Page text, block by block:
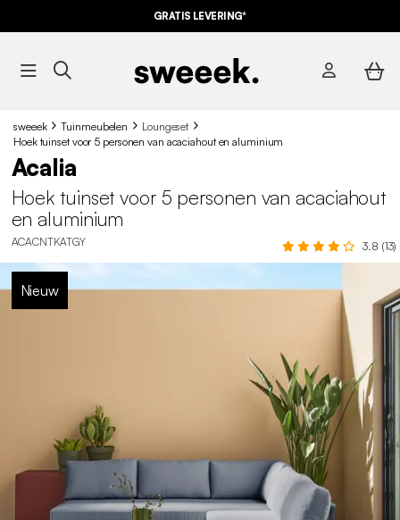
GRATIS LEVERING*
sweeek Tuinmeubelen
Loungeset
Hoek tuinset voor 5 personen van acaciahout en aluminium
Acalia
Hoek tuinset voor 5 personen van acaciahout
en aluminium
ACACNTKATGY 3.8 (13)
Nieuw